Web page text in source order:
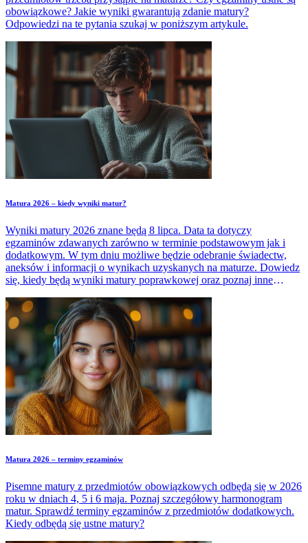
obowiązkowe? Jakie wyniki gwarantują zdanie matury?
Odpowiedzi na te pytania szukaj w poniższym artykule.
Matura 2026 – kiedy wyniki matur?
Wyniki matury 2026 znane będą 8 lipca. Data ta dotyczy
egzaminów zdawanych zarówno w terminie podstawowym jak i
dodatkowym. W tym dniu możliwe będzie odebranie świadectw,
aneksów i informacji o wynikach uzyskanych na maturze. Dowiedz
się, kiedy będą wyniki matury poprawkowej oraz poznaj inne
Matura 2026 – terminy egzaminów
Pisemne matury z przedmiotów obowiązkowych odbędą się w 2026
roku w dniach 4, 5 i 6 maja. Poznaj szczegółowy harmonogram
matur. Sprawdź terminy egzaminów z przedmiotów dodatkowych.
Kiedy odbędą się ustne matury?